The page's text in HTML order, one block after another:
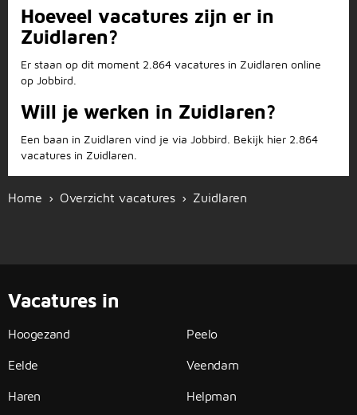
Hoeveel vacatures zijn er in
Zuidlaren?
Er staan op dit moment 2.864 vacatures in Zuidlaren online
op Jobbird.
Will je werken in Zuidlaren?
Een baan in Zuidlaren vind je via Jobbird. Bekijk hier 2.864
vacatures in Zuidlaren.
Home Overzicht vacatures Zuidlaren
Vacatures in
Hoogezand
Eelde
Haren
Peelo
Veendam
Helpman